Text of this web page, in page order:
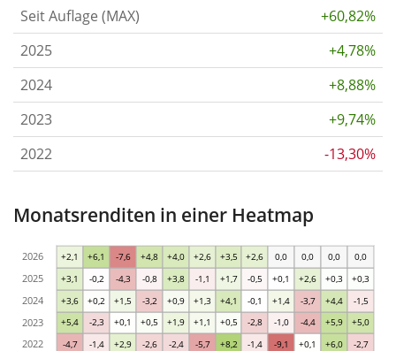
Seit Auflage (MAX)
+60,82%
2025
+4,78%
2024
+8,88%
2023
+9,74%
2022
-13,30%
Monatsrenditen in einer Heatmap
-4,7 -1,4 +2,9 -2,6 -2,4 -5,7 +8,2 -1,4 -9,1 +0,1 +6,0 -2,7
+5,4 -2,3 +0,1 +0,5 +1,9 +1,1 +0,5 -2,8 -1,0 -4,4 +5,9 +5,0
+3,6 +0,2 +1,5 -3,2 +0,9 +1,3 +4,1 -0,1 +1,4 -3,7 +4,4 -1,5
+3,1 -0,2 -4,3 -0,8 +3,8 -1,1 +1,7 -0,5 +0,1 +2,6 +0,3 +0,3
+2,1 +6,1 -7,6 +4,8 +4,0 +2,6 +3,5 +2,6 0,0 0,0 0,0 0,0
2022
2023
2024
2025
2026